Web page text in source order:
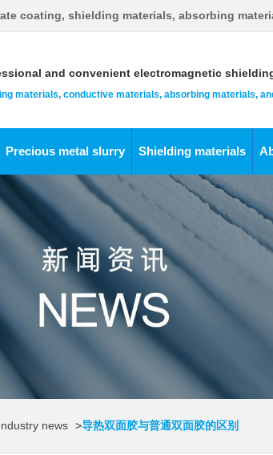
coating, shielding materials, absorbing
and convenient electromagnetic
materials, conductive materials, absorbing materials,
Precious metal slurry Shielding materials
news >导热双面胶与普通双面胶的区别